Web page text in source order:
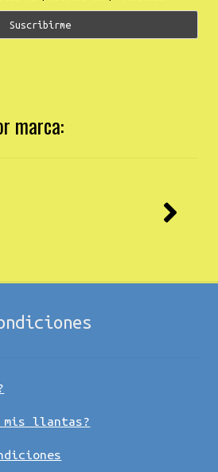
marca:
mis llantas?